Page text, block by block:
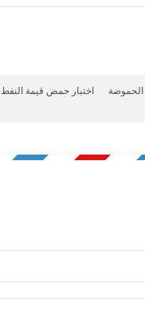
الحموضة اختبار حمض قيمة النفط